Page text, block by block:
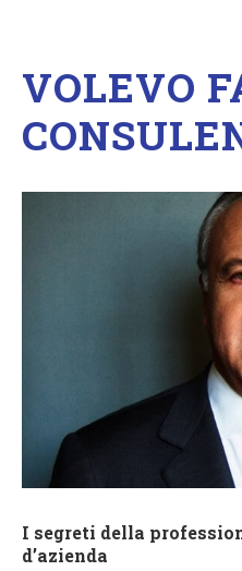
VOLEVO
I segreti della
d’azienda